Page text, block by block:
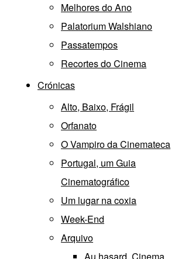
Melhores do Ano
Palatorium Walshiano
Passatempos
Recortes do Cinema
Crónicas
Alto, Baixo, Frágil
Orfanato
O Vampiro da Cinemateca
Portugal, um Guia
Cinematográfico
Um lugar na coxia
Week-End
Arquivo